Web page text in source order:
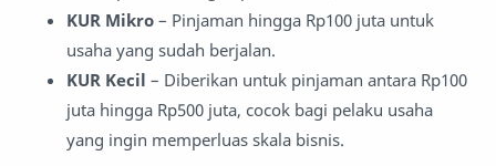
KUR Mikro – Pinjaman hingga Rp100 juta untuk
usaha yang sudah berjalan.
KUR Kecil – Diberikan untuk pinjaman antara Rp100
juta hingga Rp500 juta, cocok bagi pelaku usaha
yang ingin memperluas skala bisnis.